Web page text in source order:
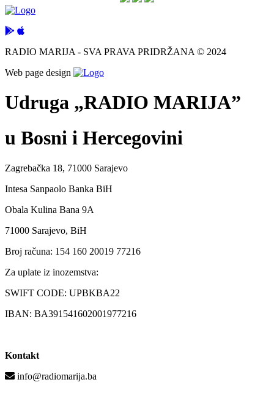
RADIO MARIJA - SVA PRAVA PRIDRŽANA © 2024
Web page design
Udruga „RADIO MARIJA”
u Bosni i Hercegovini
Zagrebačka 18, 71000 Sarajevo
Intesa Sanpaolo Banka BiH
Obala Kulina Bana 9A
71000 Sarajevo, BiH
Broj računa: 154 160 20019 77216
Za uplate iz inozemstva:
SWIFT CODE: UPBKBA22
IBAN: BA391541602001977216
Kontakt
info@radiomarija.ba